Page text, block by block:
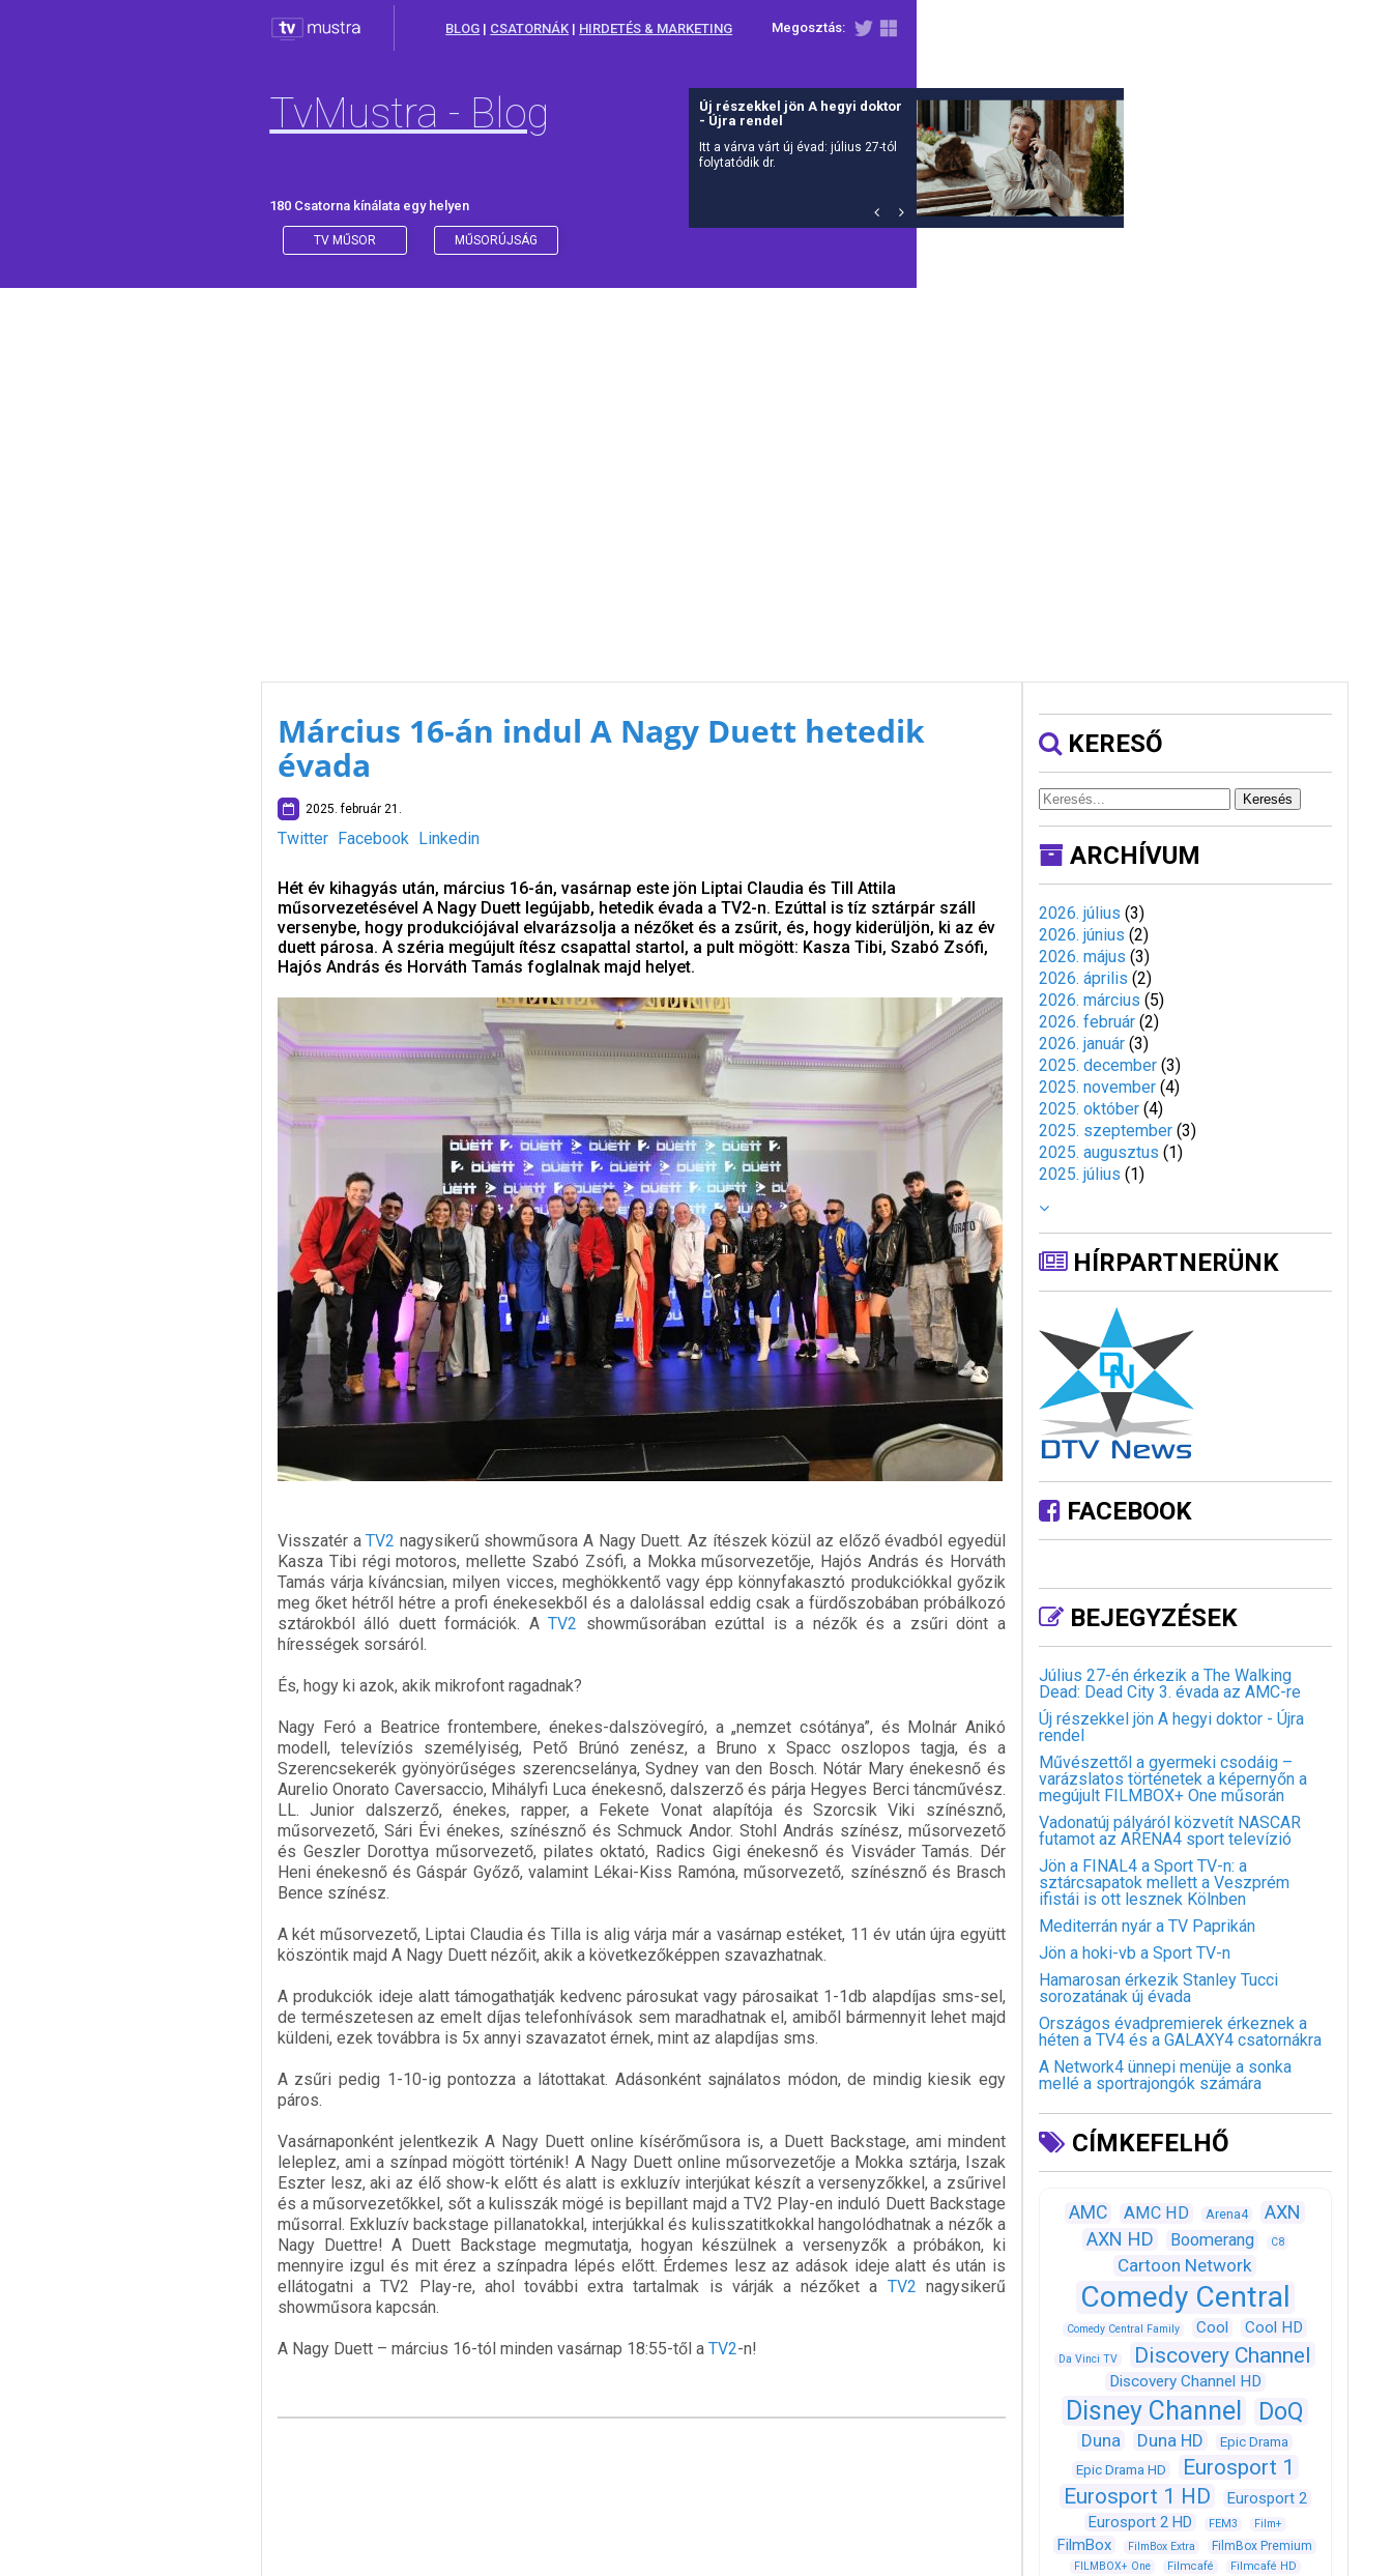
Megosztás:
BLOG | CSATORNÁK | HIRDETÉS & MARKETING
TvMustra - Blog
180 Csatorna kínálata egy helyen
TV MŰSOR MŰSORÚJSÁG
Új részekkel jön A hegyi doktor
- Újra rendel
Itt a várva várt új évad: július 27-tól
folytatódik dr.
Március 16-án indul A Nagy Duett hetedik
évada
2025. február 21.
Twitter Facebook Linkedin
Hét év kihagyás után, március 16-án, vasárnap este jön Liptai Claudia és Till Attila
műsorvezetésével A Nagy Duett legújabb, hetedik évada a TV2-n. Ezúttal is tíz sztárpár száll
versenybe, hogy produkciójával elvarázsolja a nézőket és a zsűrit, és, hogy kiderüljön, ki az év
duett párosa. A széria megújult ítész csapattal startol, a pult mögött: Kasza Tibi, Szabó Zsófi,
Hajós András és Horváth Tamás foglalnak majd helyet.
Visszatér aTV2 nagysikerű showműsora A Nagy Duett. Az ítészek közül az előző évadból egyedül
Kasza Tibi régi motoros, mellette Szabó Zsófi, a Mokka műsorvezetője, Hajós András és Horváth
Tamás várja kíváncsian, milyen vicces, meghökkentő vagy épp könnyfakasztó produkciókkal győzik
meg őket hétről hétre a profi énekesekből és a dalolással eddig csak a fürdőszobában próbálkozó
sztárokból álló duett formációk. ATV2 showműsorában ezúttal is a nézők és a zsűri dönt a
hírességek sorsáról.
És, hogy ki azok, akik mikrofont ragadnak?
Nagy Feró a Beatrice frontembere, énekes-dalszövegíró, a „nemzet csótánya”, és Molnár Anikó
modell, televíziós személyiség, Pető Brúnó zenész, a Bruno x Spacc oszlopos tagja, és a
Szerencsekerék gyönyörűséges szerencselánya, Sydney van den Bosch. Nótár Mary énekesnő és
Aurelio Onorato Caversaccio, Mihályfi Luca énekesnő, dalszerző és párja Hegyes Berci táncművész.
LL. Junior dalszerző, énekes, rapper, a Fekete Vonat alapítója és Szorcsik Viki színésznő,
műsorvezető, Sári Évi énekes, színésznő és Schmuck Andor. Stohl András színész, műsorvezető
és Geszler Dorottya műsorvezető, pilates oktató, Radics Gigi énekesnő és Visváder Tamás. Dér
Heni énekesnő és Gáspár Győző, valamint Lékai-Kiss Ramóna, műsorvezető, színésznő és Brasch
Bence színész.
A két műsorvezető, Liptai Claudia és Tilla is alig várja már a vasárnap estéket, 11 év után újra együtt
köszöntik majd A Nagy Duett nézőit, akik a következőképpen szavazhatnak.
A produkciók ideje alatt támogathatják kedvenc párosukat vagy párosaikat 1-1db alapdíjas sms-sel,
de természetesen az emelt díjas telefonhívások sem maradhatnak el, amiből bármennyit lehet majd
küldeni, ezek továbbra is 5x annyi szavazatot érnek, mint az alapdíjas sms.
A zsűri pedig 1-10-ig pontozza a látottakat. Adásonként sajnálatos módon, de mindig kiesik egy
páros.
Vasárnaponként jelentkezik A Nagy Duett online kísérőműsora is, a Duett Backstage, ami mindent
leleplez, ami a színpad mögött történik! A Nagy Duett online műsorvezetője a Mokka sztárja, Iszak
Eszter lesz, aki az élő show-k előtt és alatt is exkluzív interjúkat készít a versenyzőkkel, a zsűrivel
és a műsorvezetőkkel, sőt a kulisszák mögé is bepillant majd a TV2 Play-en induló Duett Backstage
műsorral. Exkluzív backstage pillanatokkal, interjúkkal és kulisszatitkokkal hangolódhatnak a nézők a
Nagy Duettre! A Duett Backstage megmutatja, hogyan készülnek a versenyzők a próbákon, ki
mennyire izgul és mit érez a színpadra lépés előtt. Érdemes lesz az adások ideje alatt és után is
ellátogatni a TV2 Play-re, ahol további extra tartalmak is várják a nézőket a TV2 nagysikerű
showműsora kapcsán.
A Nagy Duett – március 16-tól minden vasárnap 18:55-től a TV2-n!
KERESŐ
Keresés
ARCHÍVUM
2026. július (3)
2026. június (2)
2026. május (3)
2026. április (2)
2026. március (5)
2026. február (2)
2026. január (3)
2025. december (3)
2025. november (4)
2025. október (4)
2025. szeptember (3)
2025. augusztus (1)
2025. július (1)
HÍRPARTNERÜNK
FACEBOOK
BEJEGYZÉSEK
Július 27-én érkezik a The Walking
Dead: Dead City 3. évada az AMC-re
Új részekkel jön A hegyi doktor - Újra
rendel
Művészettől a gyermeki csodáig –
varázslatos történetek a képernyőn a
megújult FILMBOX+ One műsorán
Vadonatúj pályáról közvetít NASCAR
futamot az ARENA4 sport televízió
Jön a FINAL4 a Sport TV-n: a
sztárcsapatok mellett a Veszprém
ifistái is ott lesznek Kölnben
Mediterrán nyár a TV Paprikán
Jön a hoki-vb a Sport TV-n
Hamarosan érkezik Stanley Tucci
sorozatának új évada
Országos évadpremierek érkeznek a
héten a TV4 és a GALAXY4 csatornákra
A Network4 ünnepi menüje a sonka
mellé a sportrajongók számára
CÍMKEFELHŐ
AMC AMC HD Arena4
AXN
AXN HD
Boomerang C8
Cartoon Network
Comedy Central
Comedy Central Family Cool Cool HD
Da Vinci TV Discovery Channel
Discovery Channel HD
Disney Channel DoQ
Duna Duna HD
Epic Drama
Epic Drama HD
Eurosport 1
Eurosport 1 HD
Eurosport 2
Eurosport 2 HD
FEM3 Film+
FilmBox FilmBox Extra FilmBox Premium
FILMBOX+ One Filmcafé Filmcafé HD